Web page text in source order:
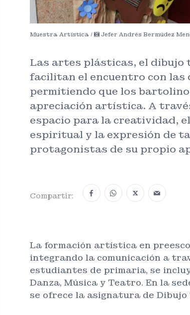
Muestra Artística / Jefer Andrés Bermúdez
Las artes plásticas, el dibujo
facilitan el encuentro con las
permitiendo que los
apreciación artística. A
espacio para la creatividad,
espiritual y la expresión de
protagonistas de su propio
Compartir: X
La formación artística en
integrando la comunicación a
estudiantes de primaria, se
Danza, Música y Teatro. En la
se ofrece la asignatura de Dibujo